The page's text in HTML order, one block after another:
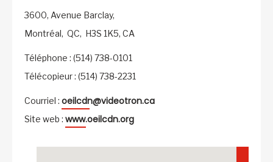
3600, Avenue Barclay,
Montréal, QC, H3S 1K5, CA
Téléphone : (514) 738-0101
Télécopieur : (514) 738-2231
Courriel : oeilcdn@videotron.ca
Site web : www.oeilcdn.org